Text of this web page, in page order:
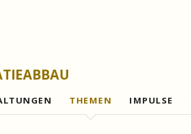
THEMEN IMPULSE